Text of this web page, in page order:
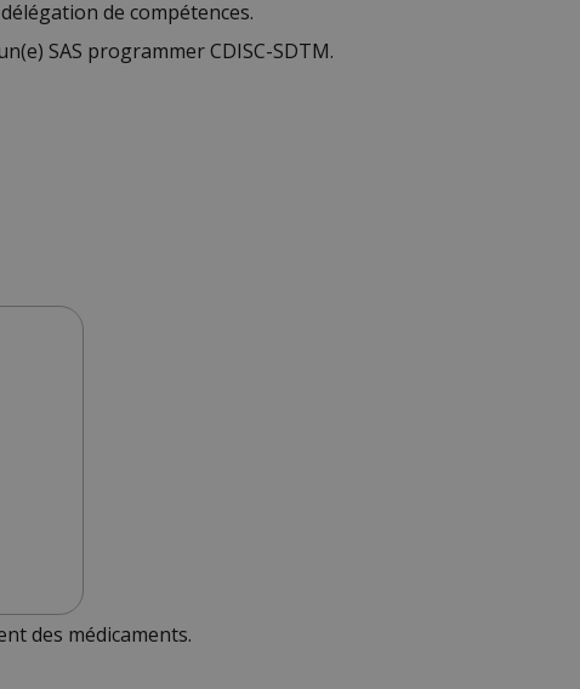
de compétences.
SAS programmer CDISC-SDTM.
des médicaments.